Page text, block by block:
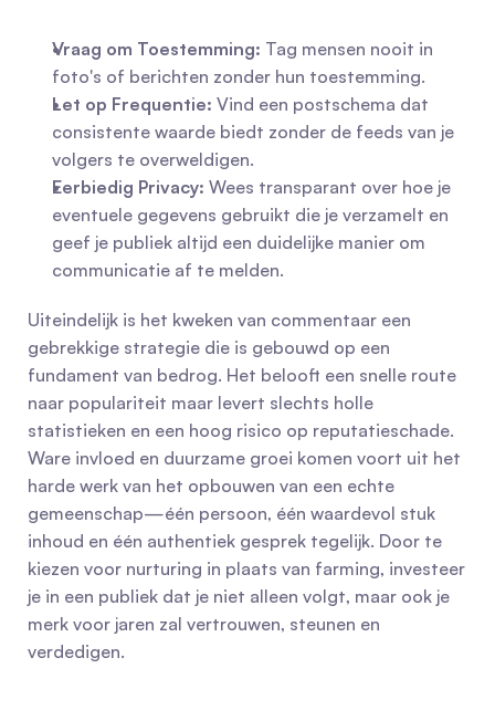
Vraag om Toestemming: Tag mensen nooit in
foto's of berichten zonder hun toestemming.
Let op Frequentie: Vind een postschema dat
consistente waarde biedt zonder de feeds van je
volgers te overweldigen.
Eerbiedig Privacy: Wees transparant over hoe je
eventuele gegevens gebruikt die je verzamelt en
geef je publiek altijd een duidelijke manier om
communicatie af te melden.
Uiteindelijk is het kweken van commentaar een
gebrekkige strategie die is gebouwd op een
fundament van bedrog. Het belooft een snelle route
naar populariteit maar levert slechts holle
statistieken en een hoog risico op reputatieschade.
Ware invloed en duurzame groei komen voort uit het
harde werk van het opbouwen van een echte
gemeenschap—één persoon, één waardevol stuk
inhoud en één authentiek gesprek tegelijk. Door te
kiezen voor nurturing in plaats van farming, investeer
je in een publiek dat je niet alleen volgt, maar ook je
merk voor jaren zal vertrouwen, steunen en
verdedigen.